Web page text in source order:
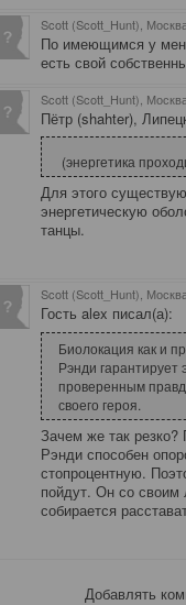
Scott (Scott_Hunt),
По имеющимся у
есть свой
Scott (Scott_Hunt),
Пётр (shahter),
(энергетика
Для этого
энергетическую
танцы.
Scott (Scott_Hunt),
Гость alex писал(а):
Биолокация как и
Рэнди
проверенным
своего героя.
Зачем же так
Рэнди способен
стопроцентную.
пойдут. Он со своим
собирается
Добавлять